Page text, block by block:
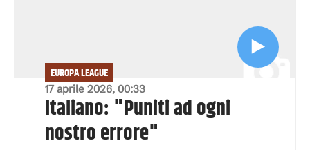
17 aprile 2026, 00:33
EUROPA LEAGUE
Italiano: "Puniti ad ogni
nostro errore"